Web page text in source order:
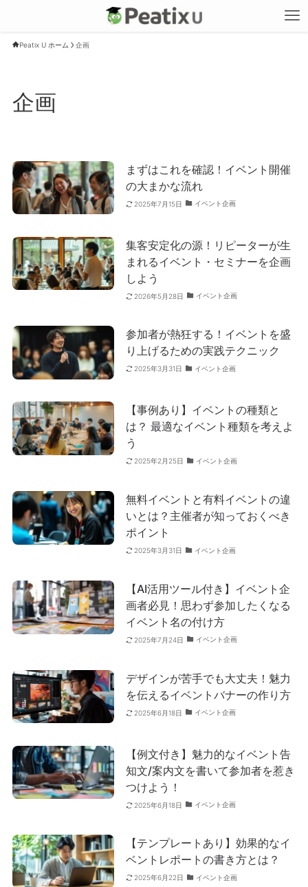
Peatix U ホーム 企画
企画
まずはこれを確認！イベント開催
の大まかな流れ
2025年7月15日 イベント企画
集客安定化の源！リピーターが生
まれるイベント・セミナーを企画
しよう
2026年5月28日 イベント企画
参加者が熱狂する！イベントを盛
り上げるための実践テクニック
2025年3月31日 イベント企画
【事例あり】イベントの種類と
は？ 最適なイベント種類を考えよ
う
2025年2月25日 イベント企画
無料イベントと有料イベントの違
いとは？主催者が知っておくべき
ポイント
2025年3月31日 イベント企画
【AI活用ツール付き】イベント企
画者必見！思わず参加したくなる
イベント名の付け方
2025年7月24日 イベント企画
デザインが苦手でも大丈夫！魅力
を伝えるイベントバナーの作り方
2025年6月18日 イベント企画
【例文付き】魅力的なイベント告
知文/案内文を書いて参加者を惹き
つけよう！
2025年6月18日 イベント企画
【テンプレートあり】効果的なイ
ベントレポートの書き方とは？
2025年6月22日 イベント企画